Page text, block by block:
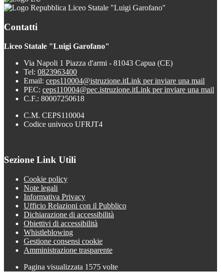
Liceo Statale "Luigi Garofano"
Contatti
Liceo Statale "Luigi Garofano"
Via Napoli 1 Piazza d'armi - 81043 Capua (CE)
Tel: 0823963400
Email: ceps110004@istruzione.itLink per inviare una mail
PEC: ceps110004@pec.istruzione.itLink per inviare una mail
C.F.: 80007250618
C.M. CEPS110004
Codice univoco UFRJT4
Sezione Link Utili
Cookie policy
Note legali
Informativa Privacy
Ufficio Relazioni con il Pubblico
Dichiarazione di accessibilità
Obiettivi di accessibilità
Whistleblowing
Gestione consensi cookie
Amministrazione trasparente
Pagina visualizzata 1575 volte